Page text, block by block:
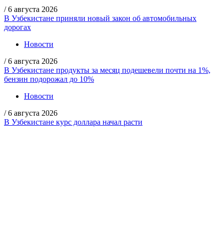
/ 6 августа 2026
В Узбекистане приняли новый закон об автомобильных
дорогах
Новости
/ 6 августа 2026
В Узбекистане продукты за месяц подешевели почти на 1%,
бензин подорожал до 10%
Новости
/ 6 августа 2026
В Узбекистане курс доллара начал расти